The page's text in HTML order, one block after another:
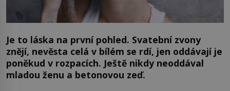
Je to láska na první pohled. Svatební zvony
znějí, nevěsta celá v bílém se rdí, jen oddávají je
poněkud v rozpacích. Ještě nikdy neoddával
mladou ženu a betonovou zeď.